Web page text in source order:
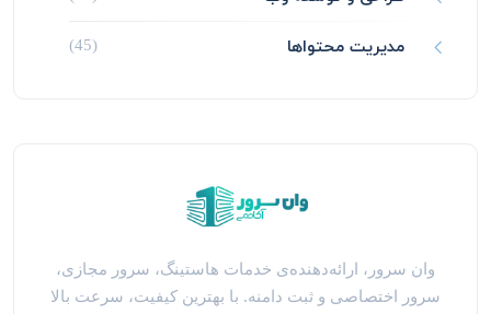
مدیریت محتواها
وان سرور، ارائه‌دهنده‌ی خدمات هاستینگ، سرور مجازی،
سرور اختصاصی و ثبت دامنه. با بهترین کیفیت، سرعت بالا